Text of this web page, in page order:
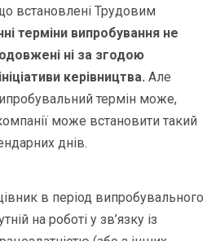
встановлені Трудовим
терміни випробування не
ні за згодою
керівництва. Але
термін може,
може встановити такий
днів.
в період випробувального
на роботі у зв’язку із